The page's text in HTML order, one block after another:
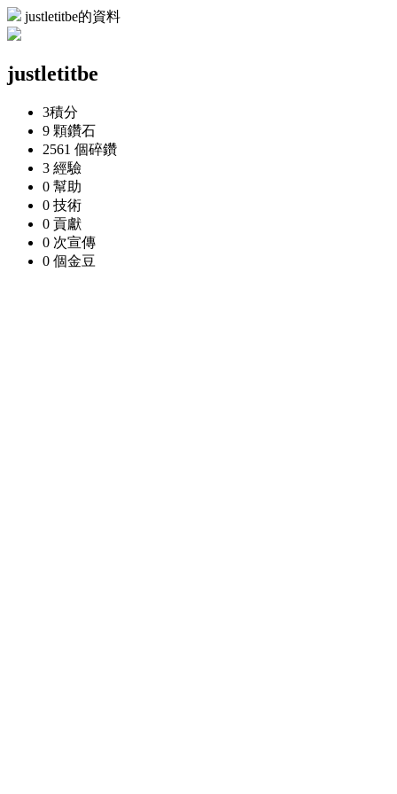
justletitbe的資料
justletitbe
3積分
9 顆鑽石
2561 個碎鑽
3 經驗
0 幫助
0 技術
0 貢獻
0 次宣傳
0 個金豆